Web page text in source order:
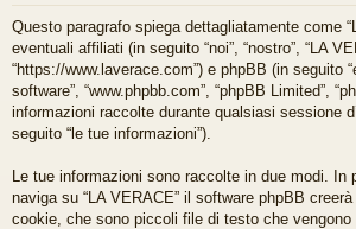
en
ti
R
ap
idi
Questo paragrafo spiega dettagliatamente come
eventuali affiliati (in seguito “noi”, “nostro”, “LA
“https://www.laverace.com”) e phpBB (in seguito
software”, “www.phpbb.com”, “phpBB Limited”,
informazioni raccolte durante qualsiasi sessione
seguito “le tue informazioni”).
Le tue informazioni sono raccolte in due modi. In
naviga su “LA VERACE” il software phpBB
cookie, che sono piccoli file di testo che